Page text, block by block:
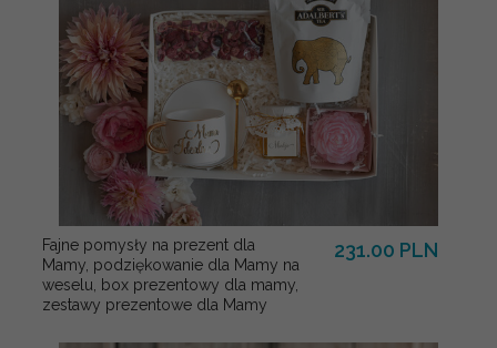
Fajne pomysły na prezent dla
Mamy, podziękowanie dla Mamy na
weselu, box prezentowy dla mamy,
zestawy prezentowe dla Mamy
231.00 PLN